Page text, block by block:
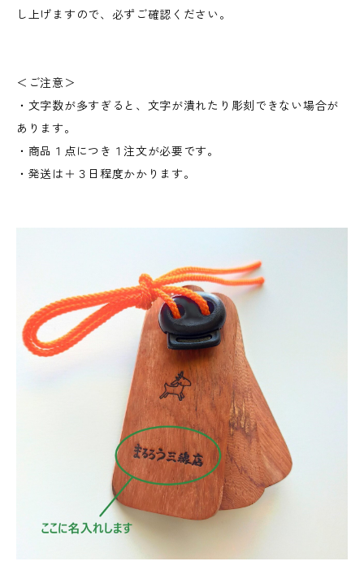
し上げますので、必ずご確認ください。
＜ご注意＞
・文字数が多すぎると、文字が潰れたり彫刻できない場合が
あります。
・商品１点につき１注文が必要です。
・発送は＋３日程度かかります。